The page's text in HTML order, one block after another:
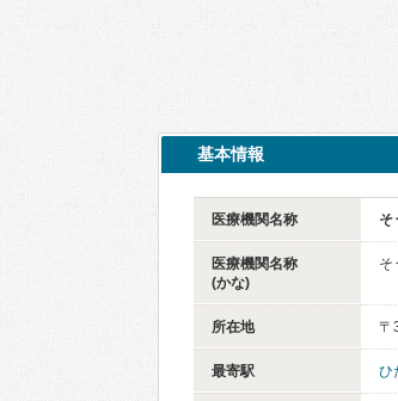
基本情報
医療機関名称 そ
医療機関名称
(かな)
そ
所在地 〒
最寄駅 ひ